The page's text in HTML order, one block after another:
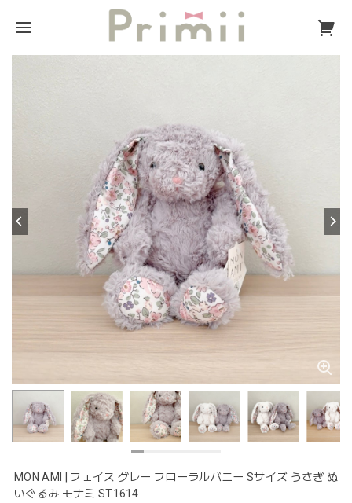
MON AMI | フェイス グレー フローラルバニー Sサイズ うさぎ ぬ
いぐるみ モナミ ST1614